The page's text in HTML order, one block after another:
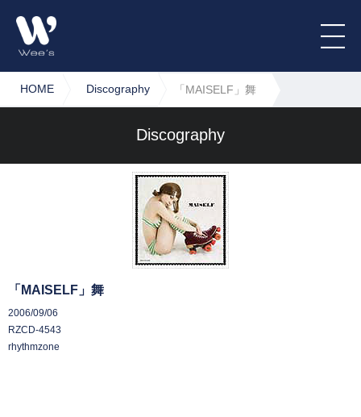
HOME Discography 「MAISELF」舞
Discography
「MAISELF」舞
2006/09/06
RZCD-4543
rhythmzone